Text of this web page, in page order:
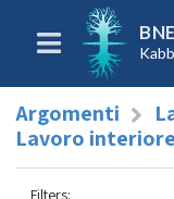
Argomenti
Lavoro interiore
Filters: